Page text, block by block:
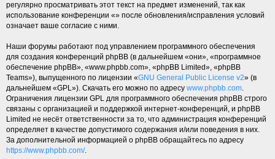
регулярно просматривать этот текст на предмет изменений, так как
использование конференции «» после обновления/исправления условий
означает ваше согласие с ними.
Наши форумы работают под управлением программного обеспечения
для создания конференций phpBB (в дальнейшем «они», «программное
обеспечение phpBB», «www.phpbb.com», «phpBB Limited», «phpBB
Teams»), выпущенного по лицензии «GNU General Public License v2» (в
дальнейшем «GPL»). Скачать его можно по адресу www.phpbb.com.
Ограничения лицензии GPL для программного обеспечения phpBB строго
связаны с организацией и поддержкой интернет-конференций, и phpBB
Limited не несёт ответственности за то, что администрация конференций
определяет в качестве допустимого содержания и/или поведения в них.
За дополнительной информацией о phpBB обращайтесь по адресу
https://www.phpbb.com/.